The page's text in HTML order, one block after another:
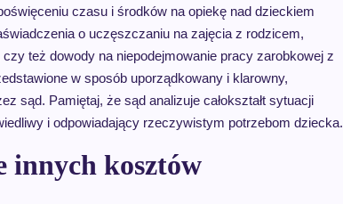
czasu i środków na opiekę nad dzieckiem
o uczęszczaniu na zajęcia z rodzicem,
też dowody na niepodejmowanie pracy zarobkowej z
w sposób uporządkowany i klarowny,
sąd. Pamiętaj, że sąd analizuje całokształt sytuacji
i odpowiadający rzeczywistym potrzebom dziecka.
innych kosztów